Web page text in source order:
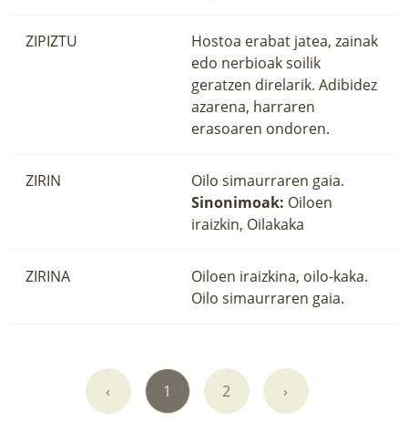
ZIPIZTU
Hostoa erabat jatea, zainak
edo nerbioak soilik
geratzen direlarik. Adibidez
azarena, harraren
erasoaren ondoren.
ZIRIN
Oilo simaurraren gaia.
Sinonimoak: Oiloen
iraizkin, Oilakaka
ZIRINA
Oiloen iraizkina, oilo-kaka.
Oilo simaurraren gaia.
‹ 1 2 ›